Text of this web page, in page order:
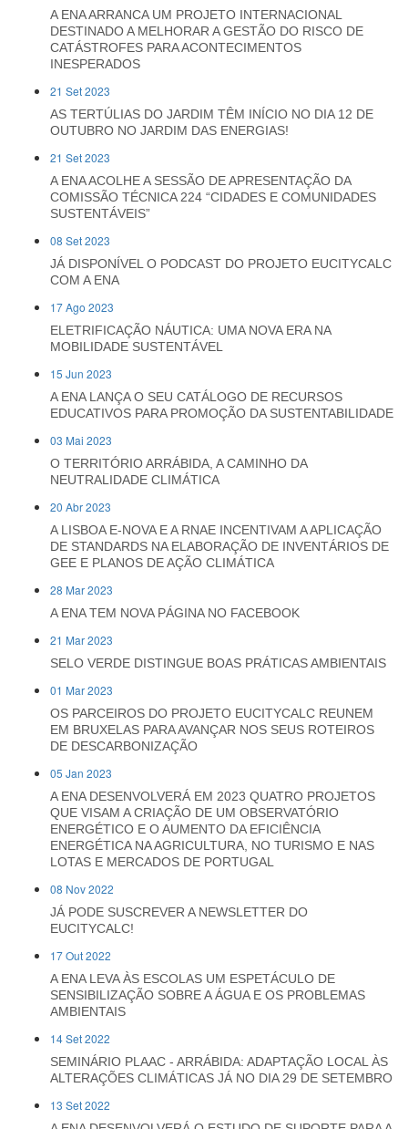
A ENA ARRANCA UM PROJETO INTERNACIONAL
DESTINADO A MELHORAR A GESTÃO DO RISCO DE
CATÁSTROFES PARA ACONTECIMENTOS
INESPERADOS
21 Set 2023
AS TERTÚLIAS DO JARDIM TÊM INÍCIO NO DIA 12 DE
OUTUBRO NO JARDIM DAS ENERGIAS!
21 Set 2023
A ENA ACOLHE A SESSÃO DE APRESENTAÇÃO DA
COMISSÃO TÉCNICA 224 “CIDADES E COMUNIDADES
SUSTENTÁVEIS”
08 Set 2023
JÁ DISPONÍVEL O PODCAST DO PROJETO EUCITYCALC
COM A ENA
17 Ago 2023
ELETRIFICAÇÃO NÁUTICA: UMA NOVA ERA NA
MOBILIDADE SUSTENTÁVEL
15 Jun 2023
A ENA LANÇA O SEU CATÁLOGO DE RECURSOS
EDUCATIVOS PARA PROMOÇÃO DA SUSTENTABILIDADE
03 Mai 2023
O TERRITÓRIO ARRÁBIDA, A CAMINHO DA
NEUTRALIDADE CLIMÁTICA
20 Abr 2023
A LISBOA E-NOVA E A RNAE INCENTIVAM A APLICAÇÃO
DE STANDARDS NA ELABORAÇÃO DE INVENTÁRIOS DE
GEE E PLANOS DE AÇÃO CLIMÁTICA
28 Mar 2023
A ENA TEM NOVA PÁGINA NO FACEBOOK
21 Mar 2023
SELO VERDE DISTINGUE BOAS PRÁTICAS AMBIENTAIS
01 Mar 2023
OS PARCEIROS DO PROJETO EUCITYCALC REUNEM
EM BRUXELAS PARA AVANÇAR NOS SEUS ROTEIROS
DE DESCARBONIZAÇÃO
05 Jan 2023
A ENA DESENVOLVERÁ EM 2023 QUATRO PROJETOS
QUE VISAM A CRIAÇÃO DE UM OBSERVATÓRIO
ENERGÉTICO E O AUMENTO DA EFICIÊNCIA
ENERGÉTICA NA AGRICULTURA, NO TURISMO E NAS
LOTAS E MERCADOS DE PORTUGAL
08 Nov 2022
JÁ PODE SUSCREVER A NEWSLETTER DO
EUCITYCALC!
17 Out 2022
A ENA LEVA ÀS ESCOLAS UM ESPETÁCULO DE
SENSIBILIZAÇÃO SOBRE A ÁGUA E OS PROBLEMAS
AMBIENTAIS
14 Set 2022
SEMINÁRIO PLAAC - ARRÁBIDA: ADAPTAÇÃO LOCAL ÀS
ALTERAÇÕES CLIMÁTICAS JÁ NO DIA 29 DE SETEMBRO
13 Set 2022